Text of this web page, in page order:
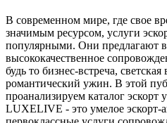
В современном мире, где свое
значимым ресурсом, услуги
популярными. Они предлагают
высококачественное
будь то бизнес-встреча,
романтический ужин. В этой
проанализируем каталог эскорт
LUXELIVE - это умелое эскорт-